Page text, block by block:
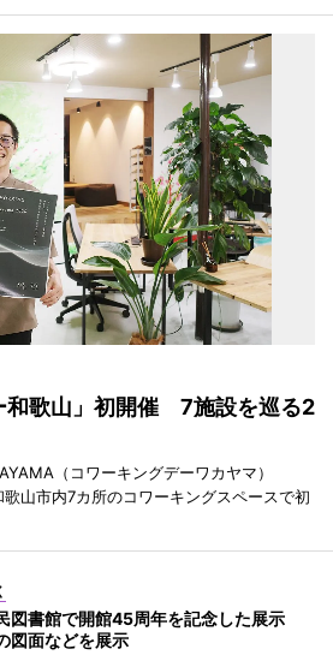
和歌山」初開催 7施設を巡る2
（コワーキングデーワカヤマ）
山市内7カ所のコワーキングスペースで初
図書館で開館45周年を記念した展示
面などを展示